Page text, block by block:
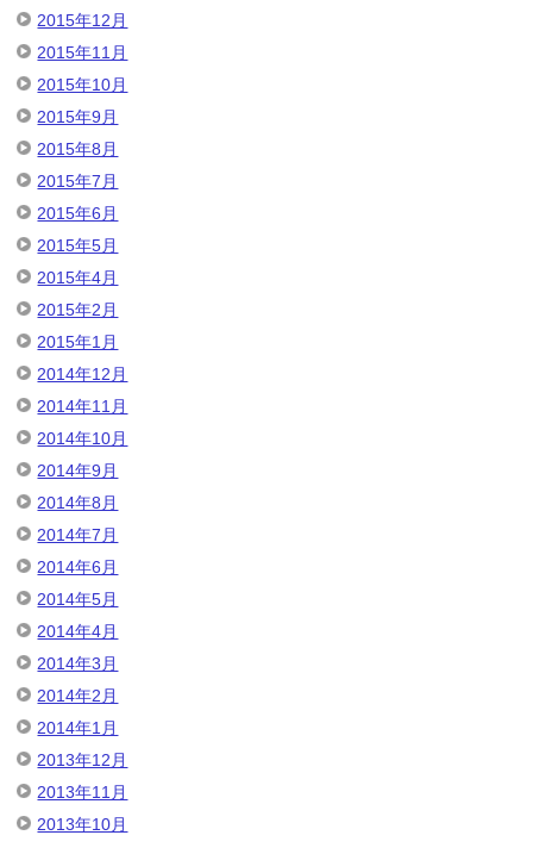
2015年12月
2015年11月
2015年10月
2015年9月
2015年8月
2015年7月
2015年6月
2015年5月
2015年4月
2015年2月
2015年1月
2014年12月
2014年11月
2014年10月
2014年9月
2014年8月
2014年7月
2014年6月
2014年5月
2014年4月
2014年3月
2014年2月
2014年1月
2013年12月
2013年11月
2013年10月